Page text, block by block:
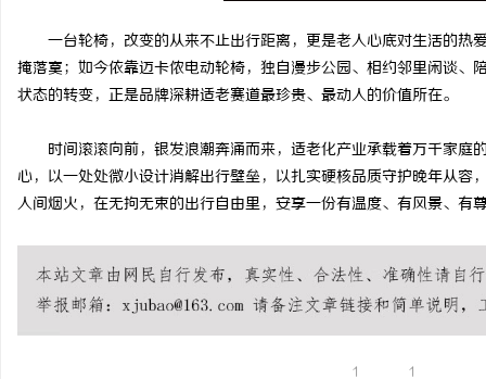
一台轮椅，改变的从来不止出行距离，更是老人心底对生活的
掩落寞；如今依靠迈卡侬电动轮椅，独自漫步公园、相约邻里闲谈
状态的转变，正是品牌深耕适老赛道最珍贵、最动人的价值所在。
时间滚滚向前，银发浪潮奔涌而来，适老化产业承载着万千家
心，以一处处微小设计消解出行壁垒，以扎实硬核品质守护晚年从
人间烟火，在无拘无束的出行自由里，安享一份有温度、有风景、有
1 1